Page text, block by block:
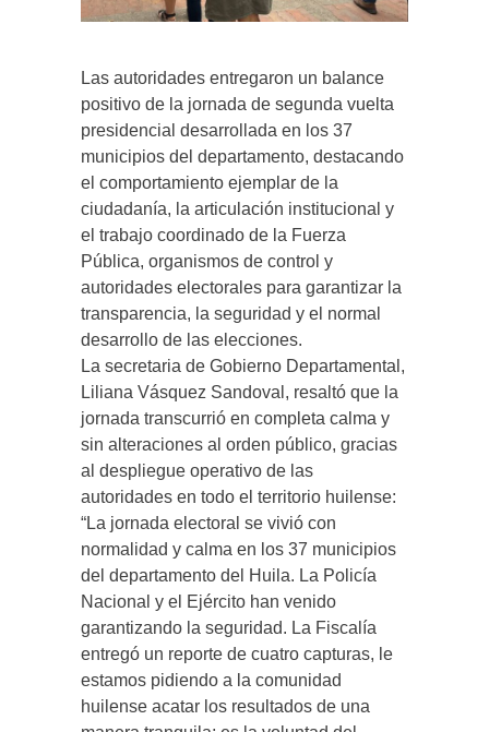
Las autoridades entregaron un balance
positivo de la jornada de segunda vuelta
presidencial desarrollada en los 37
municipios del departamento, destacando
el comportamiento ejemplar de la
ciudadanía, la articulación institucional y
el trabajo coordinado de la Fuerza
Pública, organismos de control y
autoridades electorales para garantizar la
transparencia, la seguridad y el normal
desarrollo de las elecciones.
La secretaria de Gobierno Departamental,
Liliana Vásquez Sandoval, resaltó que la
jornada transcurrió en completa calma y
sin alteraciones al orden público, gracias
al despliegue operativo de las
autoridades en todo el territorio huilense:
“La jornada electoral se vivió con
normalidad y calma en los 37 municipios
del departamento del Huila. La Policía
Nacional y el Ejército han venido
garantizando la seguridad. La Fiscalía
entregó un reporte de cuatro capturas, le
estamos pidiendo a la comunidad
huilense acatar los resultados de una